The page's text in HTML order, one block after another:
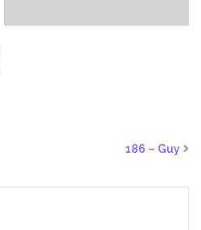
186 – Guy